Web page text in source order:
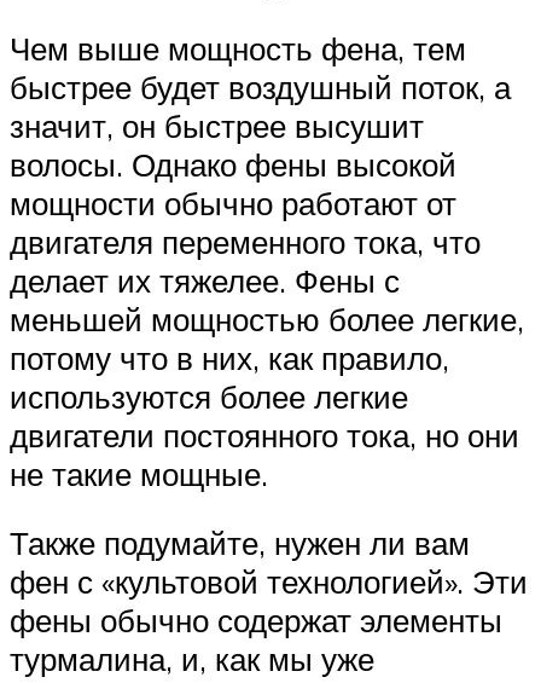
Чем выше мощность фена, тем
быстрее будет воздушный поток, а
значит, он быстрее высушит
волосы. Однако фены высокой
мощности обычно работают от
двигателя переменного тока, что
делает их тяжелее. Фены с
меньшей мощностью более легкие,
потому что в них, как правило,
используются более легкие
двигатели постоянного тока, но они
не такие мощные.
Также подумайте, нужен ли вам
фен с «культовой технологией». Эти
фены обычно содержат элементы
турмалина, и, как мы уже